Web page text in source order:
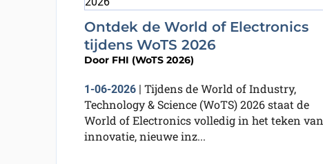
Ontdek de World of Electronics
tijdens WoTS 2026
Door FHI (WoTS 2026)
1-06-2026| Tijdens de World of Industry,
Technology & Science (WoTS) 2026 staat de
World of Electronics volledig in het teken van
innovatie, nieuwe inz...